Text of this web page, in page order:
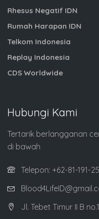
Rhesus Negatif IDN
Rumah Harapan IDN
Telkom Indonesia
Replay Indonesia
CDS Worldwide
Hubungi Kami
Tertarik berlangganan
di bawah
Telepon: +62-81-191-
Jl. Tebet Timur II B